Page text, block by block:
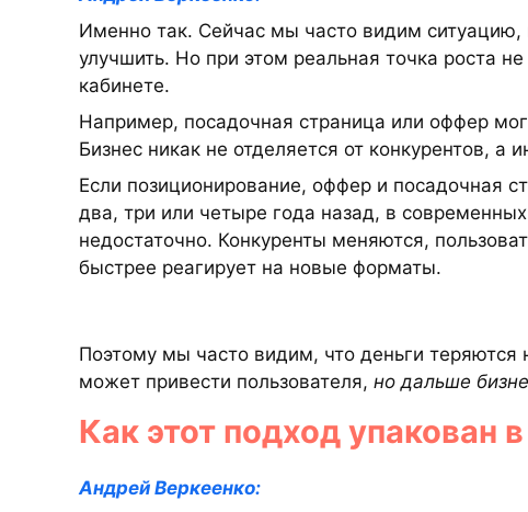
Именно так. Сейчас мы часто видим ситуацию,
улучшить. Но при этом реальная точка роста
кабинете.
Например, посадочная страница или оффер
Бизнес никак не отделяется от конкурентов, а
Если позиционирование, оффер и посадочная
два, три или четыре года назад, в
недостаточно. Конкуренты меняются,
быстрее реагирует на новые форматы.
Поэтому мы часто видим, что деньги теряются
может привести пользователя, но дальше
Как этот подход упакован
Андрей Веркеенко: